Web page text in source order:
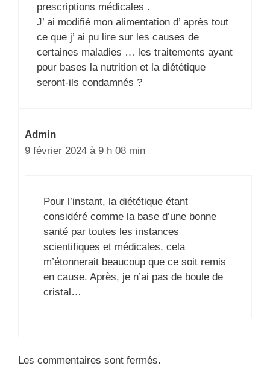
prescriptions médicales .
J’ ai modifié mon alimentation d’ après tout
ce que j’ ai pu lire sur les causes de
certaines maladies … les traitements ayant
pour bases la nutrition et la diététique
seront-ils condamnés ?
Admin
9 février 2024 à 9 h 08 min
Pour l’instant, la diététique étant
considéré comme la base d’une bonne
santé par toutes les instances
scientifiques et médicales, cela
m’étonnerait beaucoup que ce soit remis
en cause. Après, je n’ai pas de boule de
cristal…
Les commentaires sont fermés.